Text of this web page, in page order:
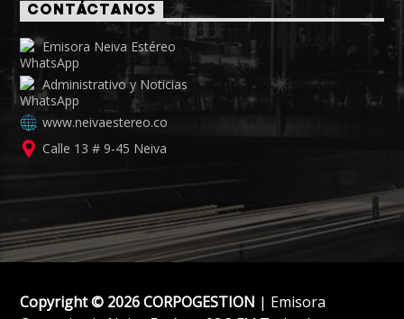
CONTÁCTANOS
Emisora Neiva Estéreo
Administrativo y Noticias
www.neivaestereo.co
Calle 13 # 9-45 Neiva
Copyright © 2026 CORPOGESTION | Emisora